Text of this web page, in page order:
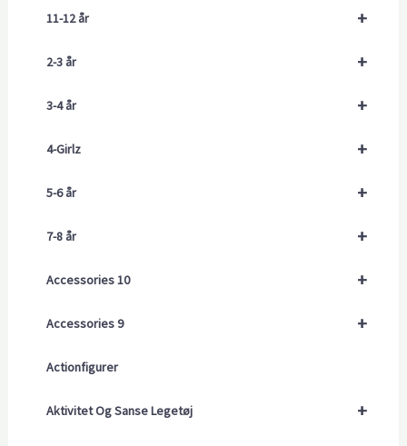
+
11-12 år
+
2-3 år
+
3-4 år
+
4-Girlz
+
5-6 år
+
7-8 år
+
Accessories 10
+
Accessories 9
Actionfigurer
+
Aktivitet Og Sanse Legetøj